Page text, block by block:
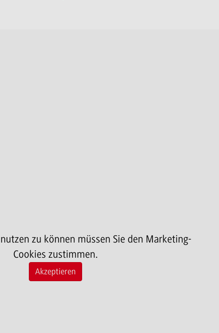
zu können müssen Sie den Marketing-
Cookies zustimmen.
Akzeptieren